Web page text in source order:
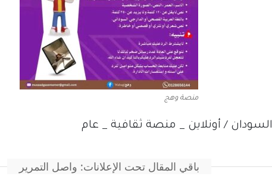
منصة وهج
السودان / أونلاين _ منصة ثقافية _ عام
باقي المقال تحت الإعلانات: واصل التمرير